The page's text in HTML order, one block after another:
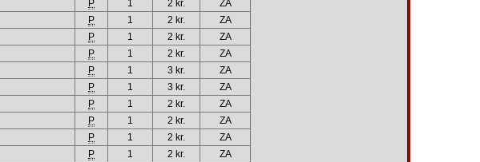
P 1 2 kr.
ZA
P 1 2 kr.
ZA
P 1 2 kr.
ZA
P 1 2 kr.
ZA
P 1 3 kr.
ZA
P 1 3 kr.
ZA
P 1 2 kr.
ZA
P 1 2 kr.
ZA
P 1 2 kr.
ZA
P 1 2 kr.
ZA